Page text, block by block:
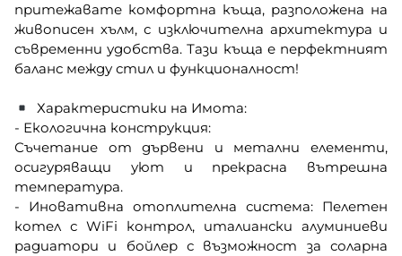
притежавате комфортна къща, разположена на
живописен хълм, с изключителна архитектура и
съвременни удобства. Тази къща е перфектният
баланс между стил и функционалност!
Характеристики на Имота:
- Екологична конструкция:
Съчетание от дървени и метални елементи,
осигуряващи уют и прекрасна вътрешна
температура.
- Иновативна отоплителна система: Пелетен
котел с WiFi контрол, италиански алуминиеви
радиатори и бойлер с възможност за соларна